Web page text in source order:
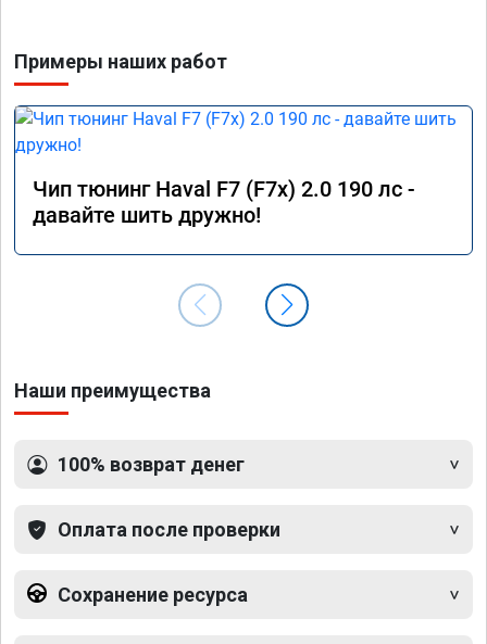
Примеры наших работ
Чип тюнинг Haval F7 (F7x) 2.0 190 лс -
давайте шить дружно!
Наши преимущества
100% возврат денег
Оплата после проверки
Сохранение ресурса